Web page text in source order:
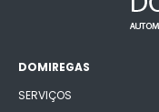
DOMIREGAS
SERVIÇOS